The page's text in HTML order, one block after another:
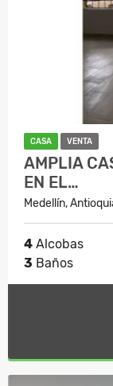
CASA VENTA
AMPLIA
EN EL…
Medellín,
4 Alcobas
3 Baños